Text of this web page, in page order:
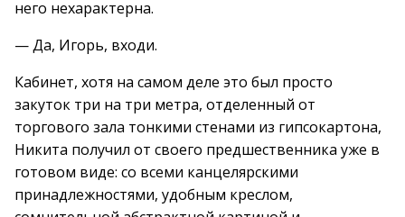
него нехарактерна.
— Да, Игорь, входи.
Кабинет, хотя на самом деле это был просто
закуток три на три метра, отделенный от
торгового зала тонкими стенами из гипсокартона,
Никита получил от своего предшественника уже в
готовом виде: со всеми канцелярскими
принадлежностями, удобным креслом,